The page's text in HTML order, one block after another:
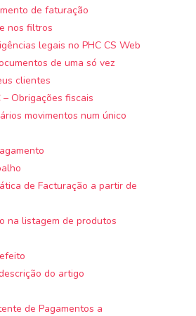
de faturação
nos filtros
legais no PHC CS Web
de uma só vez
clientes
– Obrigações fiscais
movimentos num único
de Facturação a partir de
na listagem de produtos
do artigo
de Pagamentos a